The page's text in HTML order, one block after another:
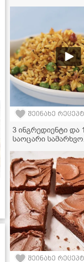
შეინახე
3 ინგრედიენტი და
საოცარი სამარხვო
შეინახე